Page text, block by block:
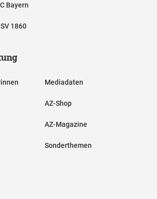
Bayern
1860
Mediadaten
AZ-Shop
AZ-Magazine
Sonderthemen